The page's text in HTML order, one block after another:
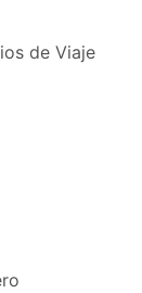
de Viaje